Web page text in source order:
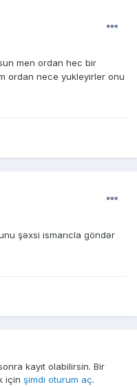
men ordan hec bir
ordan nece yukleyirler onu
şəxsi ismarıcla göndər
kayıt olabilirsin. Bir
için şimdi oturum aç.